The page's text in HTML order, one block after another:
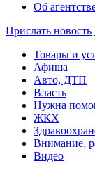
Об
Прислать новость
Товары и
Афиша
Авто, ДТП
Власть
Нужна
ЖКХ
Внимание,
Видео